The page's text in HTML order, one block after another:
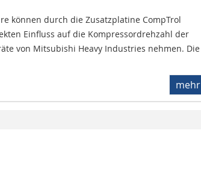
können durch die Zusatzplatine CompTrol
Einfluss auf die Kompressordrehzahl der
von Mitsubishi Heavy Industries nehmen. Die
mehr